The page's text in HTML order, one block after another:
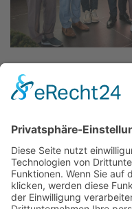
Bildnachweis: